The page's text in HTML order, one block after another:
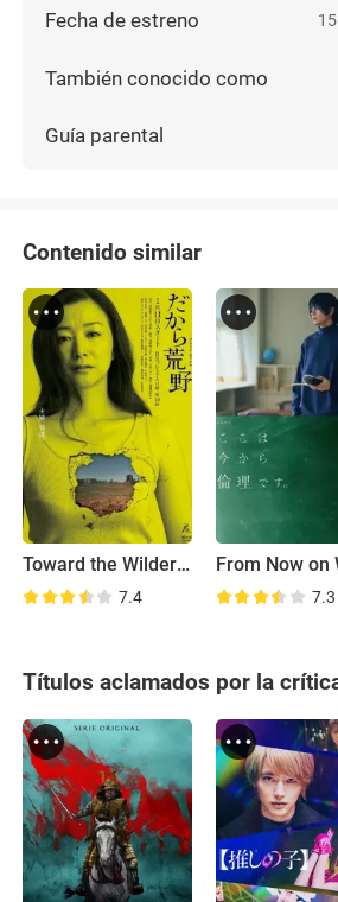
Fecha de estreno
También conocido como
Guía parental
Contenido similar
Toward the Wilderness
7.4 7.3
Títulos aclamados por la